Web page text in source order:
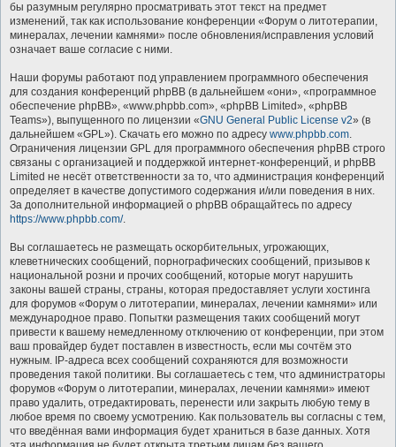
бы разумным регулярно просматривать этот текст на предмет
изменений, так как использование конференции «Форум о литотерапии,
минералах, лечении камнями» после обновления/исправления условий
означает ваше согласие с ними.
Наши форумы работают под управлением программного обеспечения
для создания конференций phpBB (в дальнейшем «они», «программное
обеспечение phpBB», «www.phpbb.com», «phpBB Limited», «phpBB
Teams»), выпущенного по лицензии «GNU General Public License v2» (в
дальнейшем «GPL»). Скачать его можно по адресу www.phpbb.com.
Ограничения лицензии GPL для программного обеспечения phpBB строго
связаны с организацией и поддержкой интернет-конференций, и phpBB
Limited не несёт ответственности за то, что администрация конференций
определяет в качестве допустимого содержания и/или поведения в них.
За дополнительной информацией о phpBB обращайтесь по адресу
https://www.phpbb.com/.
Вы соглашаетесь не размещать оскорбительных, угрожающих,
клеветнических сообщений, порнографических сообщений, призывов к
национальной розни и прочих сообщений, которые могут нарушить
законы вашей страны, страны, которая предоставляет услуги хостинга
для форумов «Форум о литотерапии, минералах, лечении камнями» или
международное право. Попытки размещения таких сообщений могут
привести к вашему немедленному отключению от конференции, при этом
ваш провайдер будет поставлен в известность, если мы сочтём это
нужным. IP-адреса всех сообщений сохраняются для возможности
проведения такой политики. Вы соглашаетесь с тем, что администраторы
форумов «Форум о литотерапии, минералах, лечении камнями» имеют
право удалить, отредактировать, перенести или закрыть любую тему в
любое время по своему усмотрению. Как пользователь вы согласны с тем,
что введённая вами информация будет храниться в базе данных. Хотя